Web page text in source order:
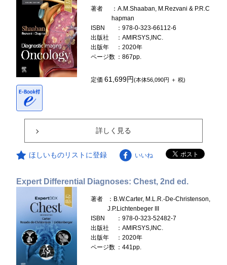
著者
：A.M.Shaaban, M.Rezvani & P.R.C
hapman
ISBN
：978-0-323-66112-6
出版社
：AMIRSYS,INC.
出版年
：2020年
ページ数 ：867pp.
定価61,699円(本体56,090円 ＋ 税)
詳しく見る
ほしいものリストに登録 いいね
Expert Differential Diagnoses: Chest, 2nd ed.
著者
：B.W.Carter, M.L.R.-De-Christenson,
J.P.Lichtenbeger III
ISBN
：978-0-323-52482-7
出版社
：AMIRSYS,INC.
出版年
：2020年
ページ数 ：441pp.